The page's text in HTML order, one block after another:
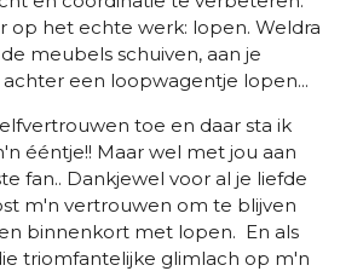
op het echte werk: lopen. Weldra
meubels schuiven, aan je
een loopwagentje lopen...
toe en daar sta ik
ééntje!! Maar wel met jou aan
fan.. Dankjewel voor al je liefde
m'n vertrouwen om te blijven
binnenkort met lopen. En als
triomfantelijke glimlach op m'n